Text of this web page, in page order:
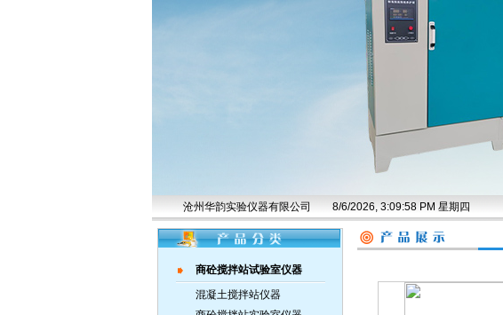
沧州华韵实验仪器有限公司 8/6/2026, 3:09:59 PM 星期四
商砼搅拌站试验室仪器
混凝土搅拌站仪器